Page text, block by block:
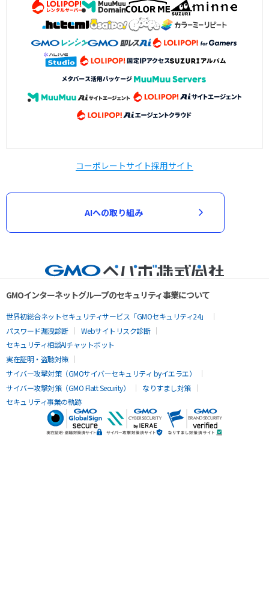
コーポレートサイト採用サイト
AIへの取り組み
GMOインターネットグループのセキュリティ事業について
世界初総合ネットセキュリティサービス「GMOセキュリティ24」
パスワード漏洩診断
Webサイトリスク診断
セキュリティ相談AIチャットボット
実在証明・盗聴対策
サイバー攻撃対策（GMOサイバーセキュリティ byイエラエ）
サイバー攻撃対策（GMO Flatt Security）
なりすまし対策
セキュリティ事業の軌跡